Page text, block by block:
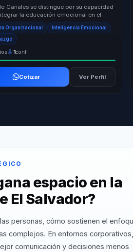
Canales se distingue por su capacidad
la educación emocional en el
corporativo, ofreciendo un enfoque
Organizacional Inteligencia Emocional
1conf.
Cotizar Ver Perfil
espacio en la
El Salvador?
personas, cómo sostienen el
complejos. En entornos corporativos,
comunicación y decisiones menos